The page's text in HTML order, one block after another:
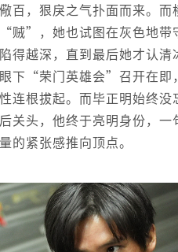
百，狠戾之气扑面而来。
贼”，她也试图在灰色地带
得越深，直到最后她才
下“荣门英雄会”召开在即
根拔起。而毕正明始终
关头，他终于亮明身份，
的紧张感推向顶点。